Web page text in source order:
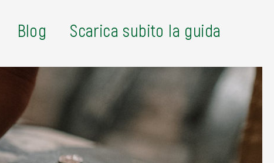
Blog Scarica subito la guida